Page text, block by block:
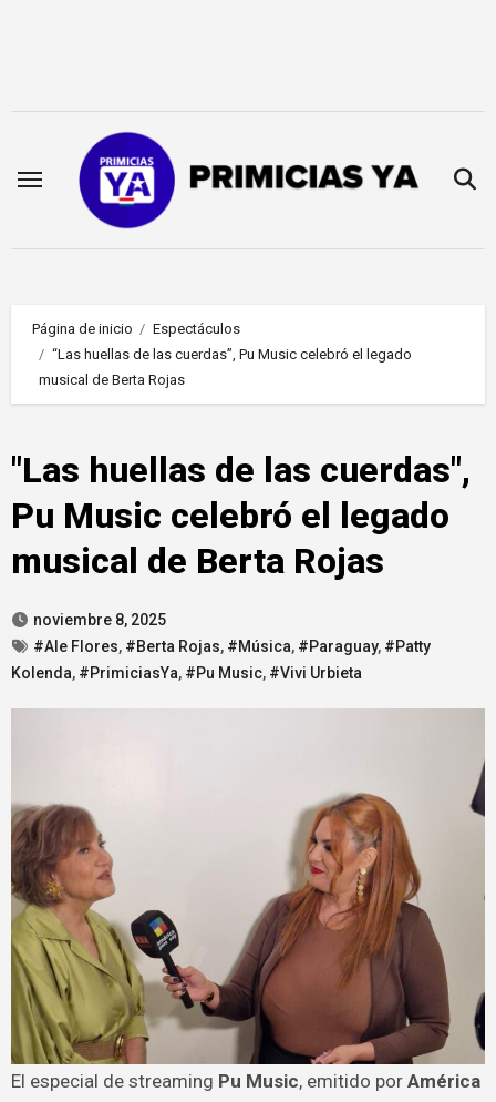
Página de inicio
Espectáculos
“Las huellas de las cuerdas”, Pu Music celebró el legado
musical de Berta Rojas
"Las huellas de las cuerdas",
Pu Music celebró el legado
musical de Berta Rojas
noviembre 8, 2025
#Ale Flores, #Berta Rojas, #Música, #Paraguay, #Patty
Kolenda, #PrimiciasYa, #Pu Music, #Vivi Urbieta
El especial de streaming Pu Music, emitido por América